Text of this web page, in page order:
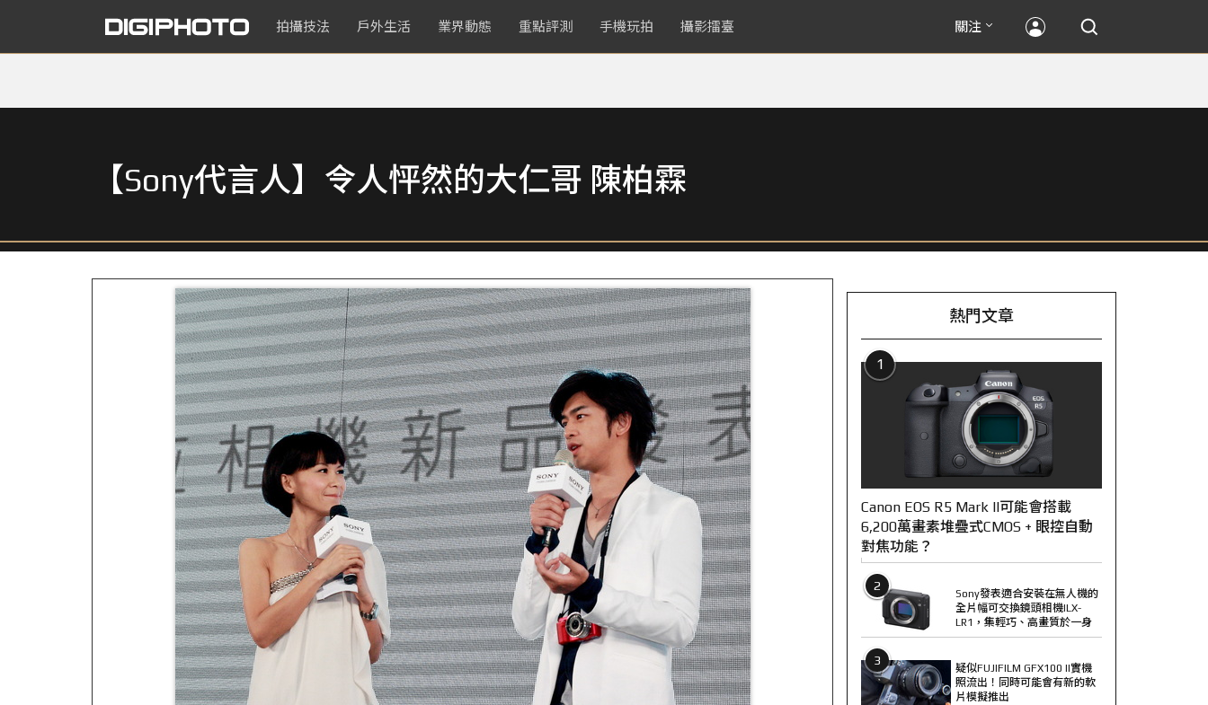
拍攝技法 戶外生活 業界動態 重點評測 手機玩拍 攝影擂臺 關注
【Sony代言人】令人怦然的大仁哥 陳柏霖
熱門文章
1
Canon EOS R5 Mark II可能會搭載
6,200萬畫素堆疊式CMOS + 眼控自動
對焦功能？
2
Sony發表適合安裝在無人機的
全片幅可交換鏡頭相機ILX-
LR1，集輕巧、高畫質於一身
3
疑似FUJIFILM GFX100 II實機
照流出！同時可能會有新的軟
片模擬推出